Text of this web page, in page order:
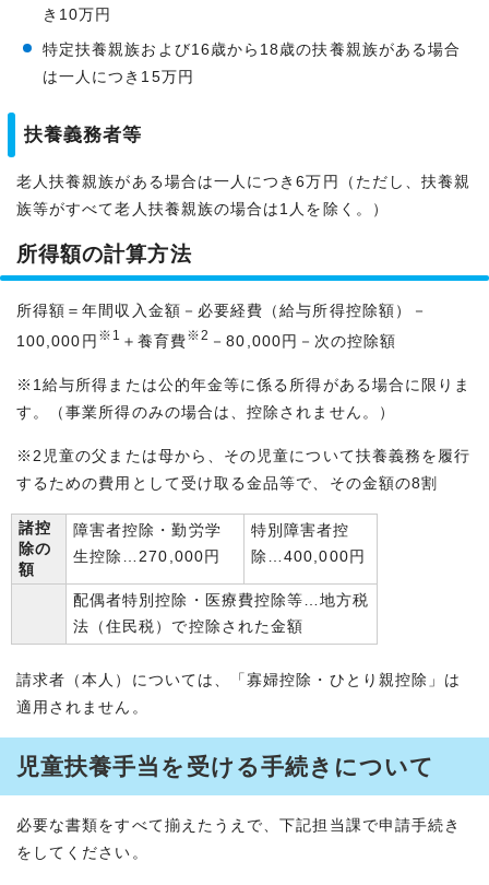
き10万円
特定扶養親族および16歳から18歳の扶養親族がある場合
は一人につき15万円
扶養義務者等
老人扶養親族がある場合は一人につき6万円（ただし、扶養親
族等がすべて老人扶養親族の場合は1人を除く。）
所得額の計算方法
所得額＝年間収入金額－必要経費（給与所得控除額）－
100,000円 ※1 ＋養育費※2 －80,000円－次の控除額
※1給与所得または公的年金等に係る所得がある場合に限りま
す。（事業所得のみの場合は、控除されません。）
※2児童の父または母から、その児童について扶養義務を履行
するための費用として受け取る金品等で、その金額の8割
諸控
除の
額
障害者控除・勤労学
生控除…270,000円
特別障害者控
除…400,000円
配偶者特別控除・医療費控除等…地方税
法（住民税）で控除された金額
請求者（本人）については、「寡婦控除・ひとり親控除」は
適用されません。
児童扶養手当を受ける手続きについて
必要な書類をすべて揃えたうえで、下記担当課で申請手続き
をしてください。